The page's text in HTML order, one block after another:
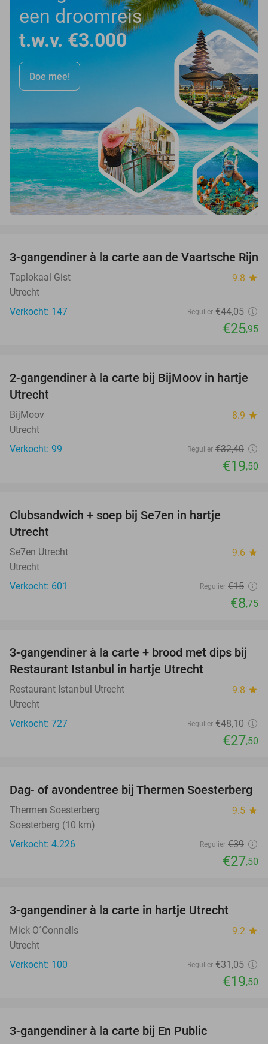
een droomreis
t.w.v. €3.000
Doe mee!
41%
3-gangendiner à la carte aan de Vaartsche Rijn
Taplokaal Gist 9.8 star
Utrecht
Verkocht: 147
Regulier €44,05
€25,95
40%
2-gangendiner à la carte bij BijMoov in hartje
Utrecht
BijMoov 8.9 star
Utrecht
Verkocht: 99
Regulier €32,40
€19,50
Clubsandwich + soep bij Se7en in hartje
Utrecht
Se7en Utrecht 9.6 star
Utrecht
Verkocht: 601
Regulier €15
€8,75
43%
3-gangendiner à la carte + brood met dips bij
Restaurant Istanbul in hartje Utrecht
Restaurant Istanbul Utrecht 9.8 star
Utrecht
Verkocht: 727
Regulier €48,10
€27,50
29%
Dag- of avondentree bij Thermen Soesterberg
Thermen Soesterberg 9.5 star
Soesterberg (10 km)
Verkocht: 4.226
Regulier €39
€27,50
3-gangendiner à la carte in hartje Utrecht
Mick O´Connells 9.2 star
Utrecht
Verkocht: 100
Regulier €31,05
€19,50
3-gangendiner à la carte bij En Public